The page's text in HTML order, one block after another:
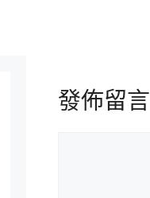
發佈留言